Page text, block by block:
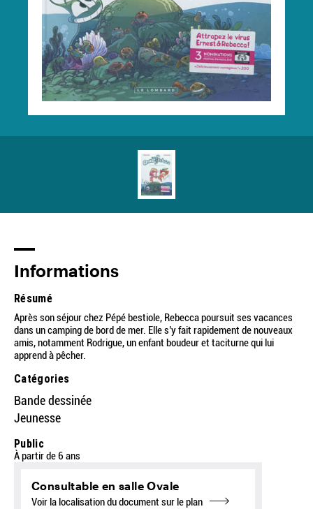
Informations
Résumé
Après son séjour chez Pépé bestiole, Rebecca poursuit ses vacances
dans un camping de bord de mer. Elle s’y fait rapidement de nouveaux
amis, notamment Rodrigue, un enfant boudeur et taciturne qui lui
apprend à pêcher.
Catégories
Bande dessinée
Jeunesse
Public
À partir de 6 ans
Consultable en salle Ovale
Voir la localisation du document sur le plan